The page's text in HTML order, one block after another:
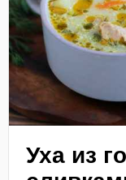
Уха из